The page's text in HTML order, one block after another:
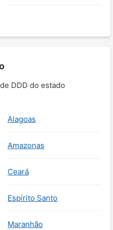
DDD do estado
Alagoas
Amazonas
Ceará
Espírito Santo
Maranhão